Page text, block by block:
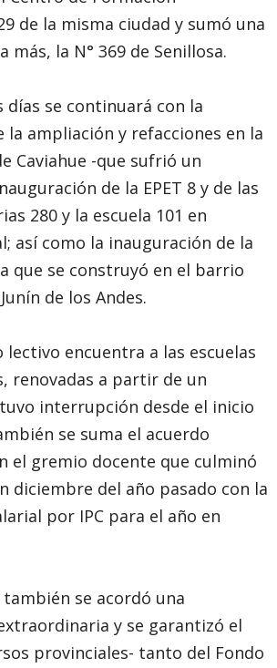
de la misma ciudad y sumó una
más, la N° 369 de Senillosa.
días se continuará con la
la ampliación y refacciones en la
Caviahue -que sufrió un
de la EPET 8 y de las
280 y la escuela 101 en
así como la inauguración de la
que se construyó en el barrio
de los Andes.
lectivo encuentra a las escuelas
renovadas a partir de un
interrupción desde el inicio
se suma el acuerdo
el gremio docente que culminó
diciembre del año pasado con la
por IPC para el año en
se acordó una
y se garantizó el
provinciales- tanto del Fondo